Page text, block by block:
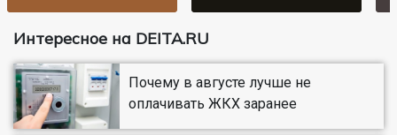
Интересное на DEITA.RU
Почему в августе лучше не
оплачивать ЖКХ заранее